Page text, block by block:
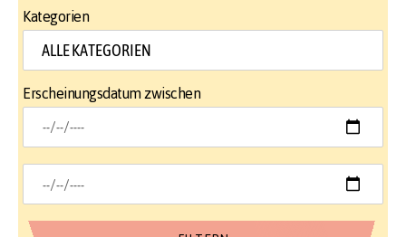
Kategorien
Erscheinungsdatum zwischen